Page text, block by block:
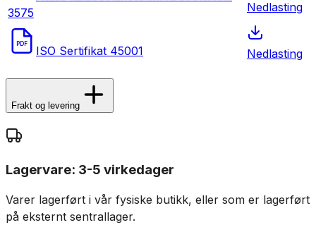
3575
Nedlasting
PDF ISO Sertifikat 45001 Nedlasting
Frakt og levering
Lagervare: 3-5 virkedager
Varer lagerført i vår fysiske butikk, eller som er lagerført
på eksternt sentrallager.